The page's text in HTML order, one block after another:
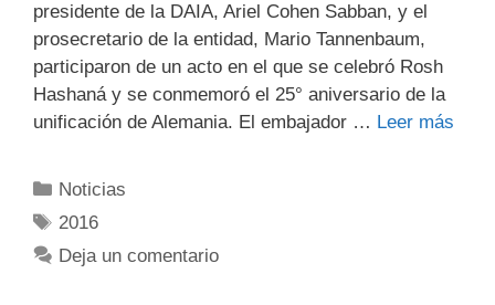
presidente de la DAIA, Ariel Cohen Sabban, y el
prosecretario de la ‎entidad, Mario Tannenbaum,
participaron de un acto en el que se celebró Rosh
Hashaná y se ‎conmemoró el 25° aniversario de la
unificación de Alemania. El embajador … Leer más
Noticias
2016
Deja un comentario